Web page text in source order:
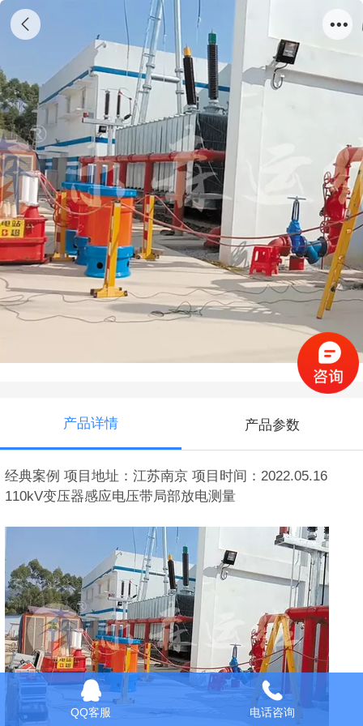
产品详情 产品参数
经典案例 项目地址：江苏南京 项目时间：2022.05.16
110kV变压器感应电压带局部放电测量
QQ客服 电话咨询